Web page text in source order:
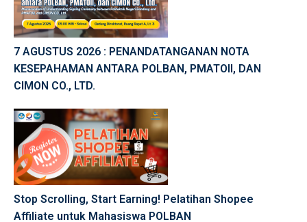
7 AGUSTUS 2026 : PENANDATANGANAN NOTA
KESEPAHAMAN ANTARA POLBAN, PMATOII, DAN
CIMON CO., LTD.
Stop Scrolling, Start Earning! Pelatihan Shopee
Affiliate untuk Mahasiswa POLBAN